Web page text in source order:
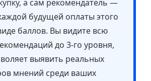
а сам рекомендатель —
будущей оплаты этого
баллов. Вы видите всю
до 3-го уровня,
выявить реальных
мнений среди ваших